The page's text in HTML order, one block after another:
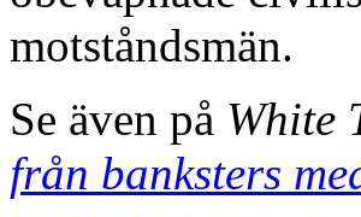
motståndsmän.
Se även på White
från banksters